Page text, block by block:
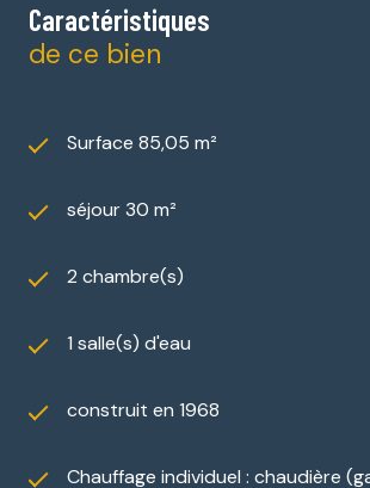
Caractéristiques
de ce bien
Surface 85,05 m²
séjour 30 m²
2 chambre(s)
1 salle(s) d'eau
construit en 1968
Chauffage individuel : chaudière